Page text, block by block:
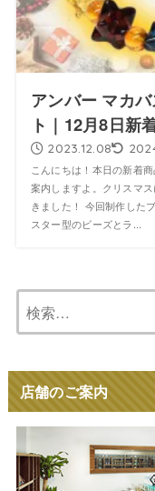
アンバー マカ
ト｜12月8日新
2023.12.08
こんにちは！本日の新着
案内しますよ。クリスマ
きました！ 今回制作した
スター型のビーズとラ...
店舗のご案内